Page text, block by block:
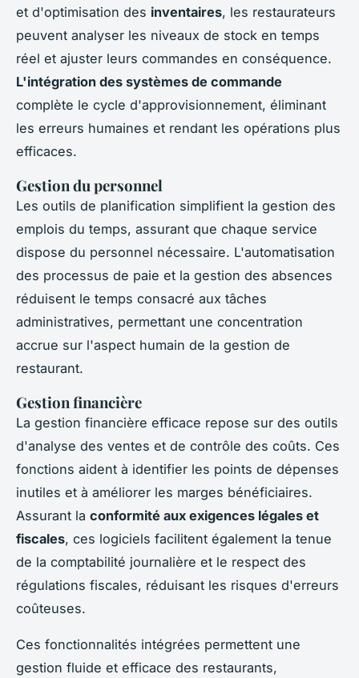
et d'optimisation des inventaires, les restaurateurs
peuvent analyser les niveaux de stock en temps
réel et ajuster leurs commandes en conséquence.
L'intégration des systèmes de commande
complète le cycle d'approvisionnement, éliminant
les erreurs humaines et rendant les opérations plus
efficaces.
Gestion du personnel
Les outils de planification simplifient la gestion des
emplois du temps, assurant que chaque service
dispose du personnel nécessaire. L'automatisation
des processus de paie et la gestion des absences
réduisent le temps consacré aux tâches
administratives, permettant une concentration
accrue sur l'aspect humain de la gestion de
restaurant.
Gestion financière
La gestion financière efficace repose sur des outils
d'analyse des ventes et de contrôle des coûts. Ces
fonctions aident à identifier les points de dépenses
inutiles et à améliorer les marges bénéficiaires.
Assurant la conformité aux exigences légales et
fiscales, ces logiciels facilitent également la tenue
de la comptabilité journalière et le respect des
régulations fiscales, réduisant les risques d'erreurs
coûteuses.
Ces fonctionnalités intégrées permettent une
gestion fluide et efficace des restaurants,